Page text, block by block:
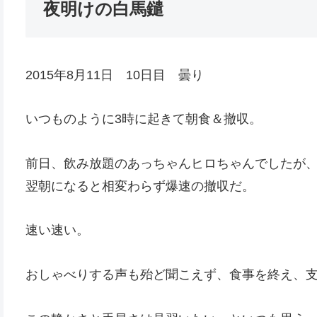
夜明けの白馬鑓
2015年8月11日 10日目 曇り
いつものように3時に起きて朝食＆撤収。
前日、飲み放題のあっちゃんヒロちゃんでしたが、
翌朝になると相変わらず爆速の撤収だ。
速い速い。
おしゃべりする声も殆ど聞こえず、食事を終え、支